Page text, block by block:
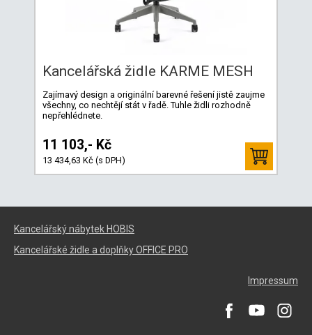
Kancelářská židle KARME MESH
Zajímavý design a originální barevné řešení jistě zaujme
všechny, co nechtějí stát v řadě. Tuhle židli rozhodně
nepřehlédnete.
11 103,- Kč
13 434,63 Kč (s DPH)
Kancelářský nábytek HOBIS
Kancelářské židle a doplňky OFFICE PRO
Impressum